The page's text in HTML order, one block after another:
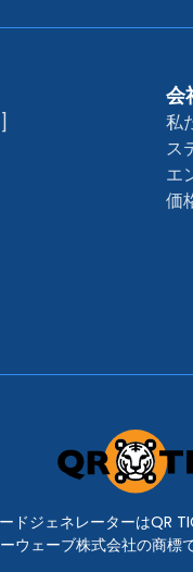
会
私
ス
エ
価
ドジェネレーターはQR
ーウェーブ株式会社の